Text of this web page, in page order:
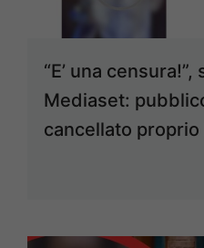
“E’ una
Mediaset:
cancellato proprio